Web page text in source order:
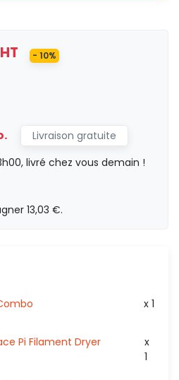
€
€
€
HT - 10%
Livraison gratuite
livré chez vous demain !
13,03 €.
x 1
Pi Filament Dryer
x
1